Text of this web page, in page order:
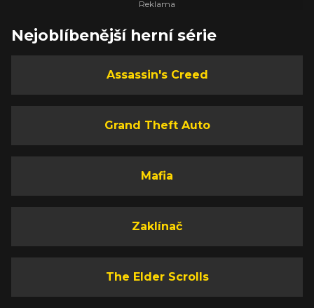
Nejoblíbenější herní série
Assassin's Creed
Grand Theft Auto
Mafia
Zaklínač
The Elder Scrolls